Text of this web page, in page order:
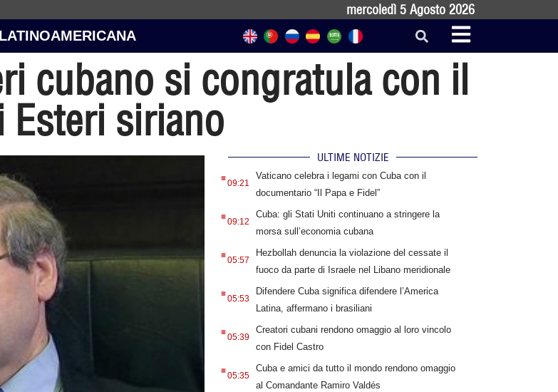
mercoledì 5 Agosto 2026
cubano si congratula con il
siriano
ULTIME NOTIZIE
.09:21
Vaticano celebra i legami con Cuba con il
documentario “Il Papa e Fidel”
.09:12
Cuba: gli Stati Uniti continuano a stringere la
morsa sull’economia cubana
.05:57
Hezbollah denuncia la violazione del cessate il
fuoco da parte di Israele nel Libano meridionale
.05:53
Difendere Cuba significa difendere l’America
Latina, affermano i brasiliani
.05:39
Creatori cubani rendono omaggio al loro vincolo
con Fidel Castro
.05:35
Cuba e amici da tutto il mondo rendono omaggio
al Comandante Ramiro Valdés